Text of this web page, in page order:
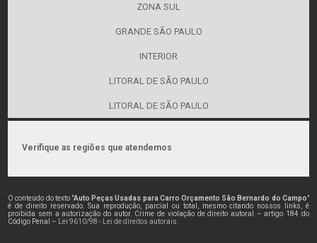
ZONA SUL
GRANDE SÃO PAULO
INTERIOR
LITORAL DE SÃO PAULO
LITORAL DE SÃO PAULO
Verifique as regiões que atendemos
O conteúdo do texto "Auto Peças Usadas para Carro Orçamento São Bernardo do Campo"
é de direito reservado. Sua reprodução, parcial ou total, mesmo citando nossos links, é
proibida sem a autorização do autor. Crime de violação de direito autoral – artigo 184 do
Código Penal –
Lei 9610/98 - Lei de direitos autorais